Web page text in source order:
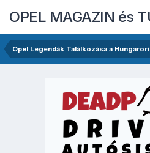
OPEL MAGAZIN és